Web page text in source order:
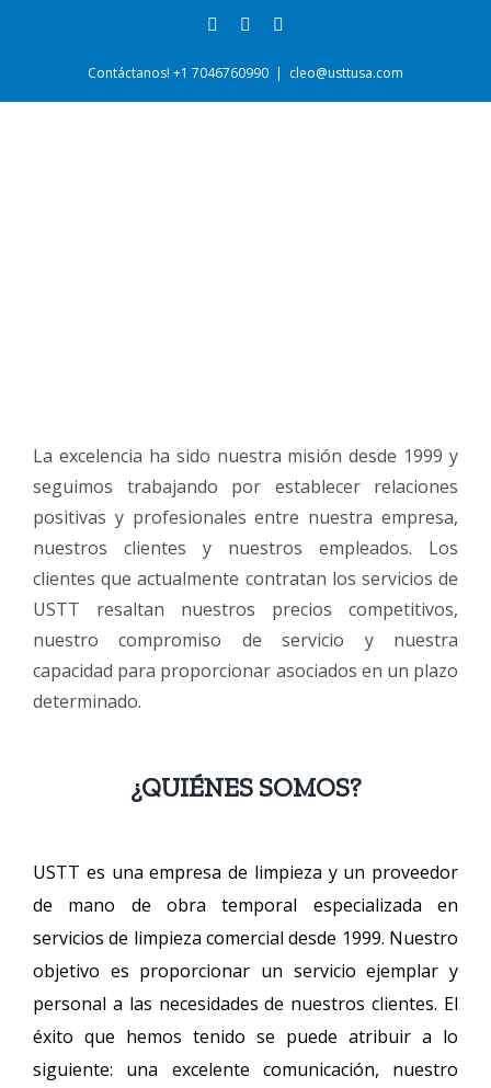
FacebookWhatsApp
Contáctanos! +1 7046760990 | cleo@usttusa.com
La excelencia ha sido nuestra misión desde 1999 y
seguimos trabajando por establecer relaciones
positivas y profesionales entre nuestra empresa,
nuestros clientes y nuestros empleados. Los
clientes que actualmente contratan los servicios de
USTT resaltan nuestros precios competitivos,
nuestro compromiso de servicio y nuestra
capacidad para proporcionar asociados en un plazo
determinado.
¿QUIÉNES SOMOS?
USTT es una empresa de limpieza y un proveedor
de mano de obra temporal especializada en
servicios de limpieza comercial desde 1999. Nuestro
objetivo es proporcionar un servicio ejemplar y
personal a las necesidades de nuestros clientes. El
éxito que hemos tenido se puede atribuir a lo
siguiente: una excelente comunicación, nuestro